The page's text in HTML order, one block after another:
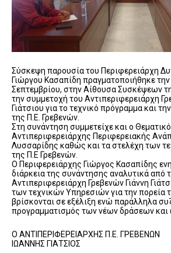
Σύσκεψη παρουσία του Περιφερειάρχη
Γιώργου Κασαπίδη πραγματοποιήθηκε
Σεπτεμβρίου, στην Αίθουσα Συσκέψεων
την συμμετοχή του Αντιπεριφερειάρχη
Γιάτσιου για το τεχνικό πρόγραμμα και
της Π.Ε. Γρεβενών.
Στη συνάντηση συμμετείχε και ο
Αντιπεριφερειάρχης Περιφερειακής
Λυσσαρίδης καθώς και τα στελέχη των
της Π.Ε Γρεβενών.
Ο Περιφερειάρχης Γιώργος Κασαπίδης
διάρκεια της συνάντησης αναλυτικά από
Αντιπεριφερειάρχη Γρεβενών Γιάννη
των τεχνικών Υπηρεσιών για την πορεία
βρίσκονται σε εξέλιξη ενώ παράλληλα
προγραμματισμός των νέων δράσεων και
Ο ΑΝΤΙΠΕΡΙΦΕΡΕΙΑΡΧΗΣ Π.Ε. ΓΡΕΒΕΝΩΝ
ΙΩΑΝΝΗΣ ΓΙΑΤΣΙΟΣ